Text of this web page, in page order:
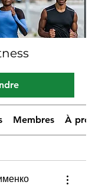
Membres À